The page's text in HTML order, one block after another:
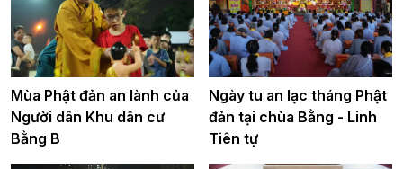
Mùa Phật đản an lành của
Người dân Khu dân cư
Bằng B
Ngày tu an lạc tháng Phật
đản tại chùa Bằng - Linh
Tiên tự